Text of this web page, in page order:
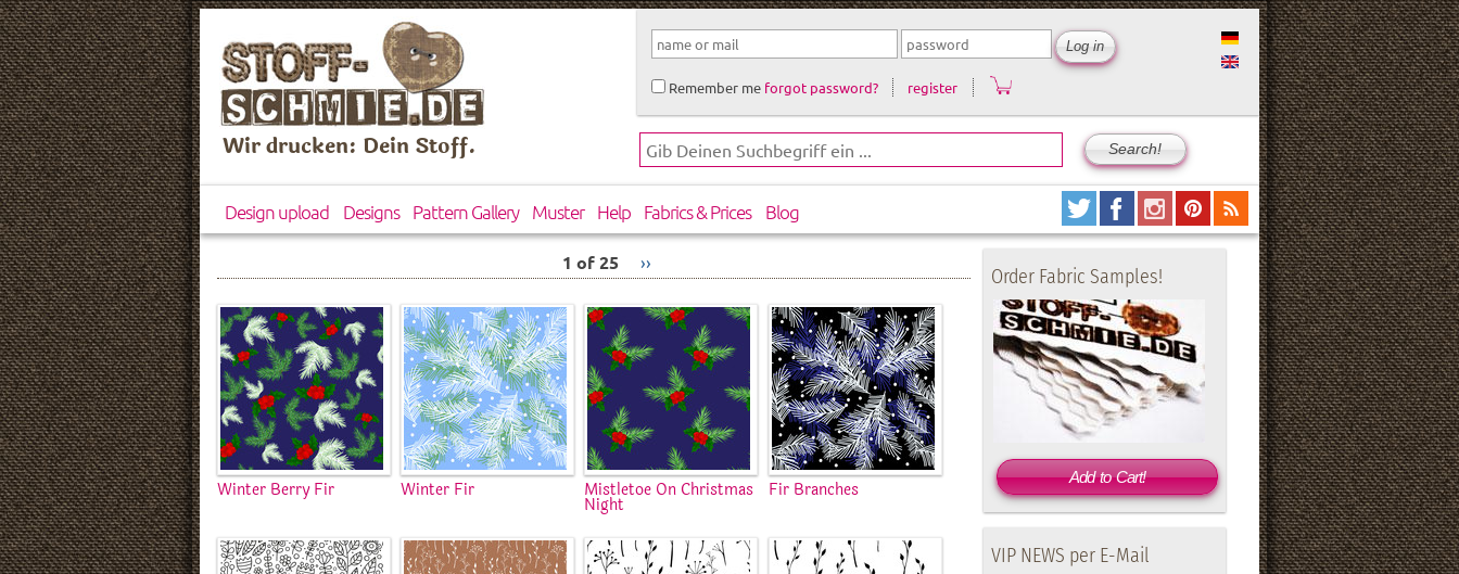
Wir drucken: Dein Stoff.
Remember me forgot password? register
Design upload Designs Pattern Gallery Muster Help Fabrics & Prices Blog
1 of 25 ››
Winter Berry Fir Winter Fir Mistletoe On Christmas
Night
Fir Branches
Order Fabric Samples!
Add to Cart!
VIP NEWS per E-Mail